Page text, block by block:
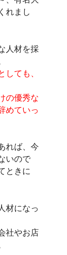
れまし
人材を採
ても、
の優秀な
めていっ
れば、今
いので
ときに
材になっ
社やお店